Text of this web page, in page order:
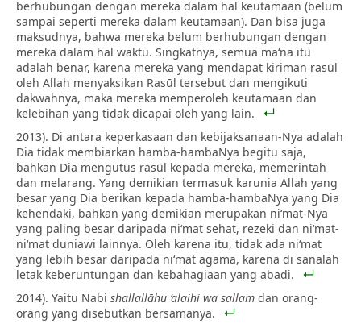
berhubungan dengan mereka dalam hal keutamaan (belum
sampai seperti mereka dalam keutamaan). Dan bisa juga
maksudnya, bahwa mereka belum berhubungan dengan
mereka dalam hal waktu. Singkatnya, semua ma‘na itu
adalah benar, karena mereka yang mendapat kiriman rasūl
oleh Allah menyaksikan Rasūl tersebut dan mengikuti
dakwahnya, maka mereka memperoleh keutamaan dan
kelebihan yang tidak dicapai oleh yang lain.
2013). Di antara keperkasaan dan kebijaksanaan-Nya adalah
Dia tidak membiarkan hamba-hambaNya begitu saja,
bahkan Dia mengutus rasūl kepada mereka, memerintah
dan melarang. Yang demikian termasuk karunia Allah yang
besar yang Dia berikan kepada hamba-hambaNya yang Dia
kehendaki, bahkan yang demikian merupakan ni‘mat-Nya
yang paling besar daripada ni‘mat sehat, rezeki dan ni‘mat-
ni‘mat duniawi lainnya. Oleh karena itu, tidak ada ni‘mat
yang lebih besar daripada ni‘mat agama, karena di sanalah
letak keberuntungan dan kebahagiaan yang abadi.
2014). Yaitu Nabi shallallāhu ‘alaihi wa sallam dan orang-
orang yang disebutkan bersamanya.